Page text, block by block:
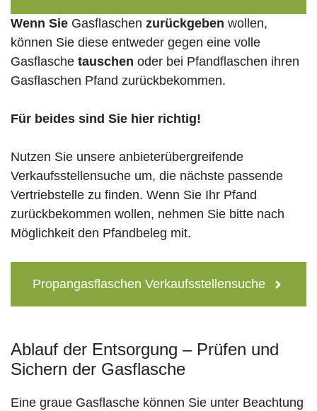
Wenn Sie Gasflaschen zurückgeben wollen,
können Sie diese entweder gegen eine volle
Gasflasche tauschen oder bei Pfandflaschen ihren
Gasflaschen Pfand zurückbekommen.
Für beides sind Sie hier richtig!
Nutzen Sie unsere anbieterübergreifende
Verkaufsstellensuche um, die nächste passende
Vertriebstelle zu finden. Wenn Sie Ihr Pfand
zurückbekommen wollen, nehmen Sie bitte nach
Möglichkeit den Pfandbeleg mit.
Propangasflaschen Verkaufsstellensuche
Ablauf der Entsorgung – Prüfen und
Sichern der Gasflasche
Eine graue Gasflasche können Sie unter Beachtung